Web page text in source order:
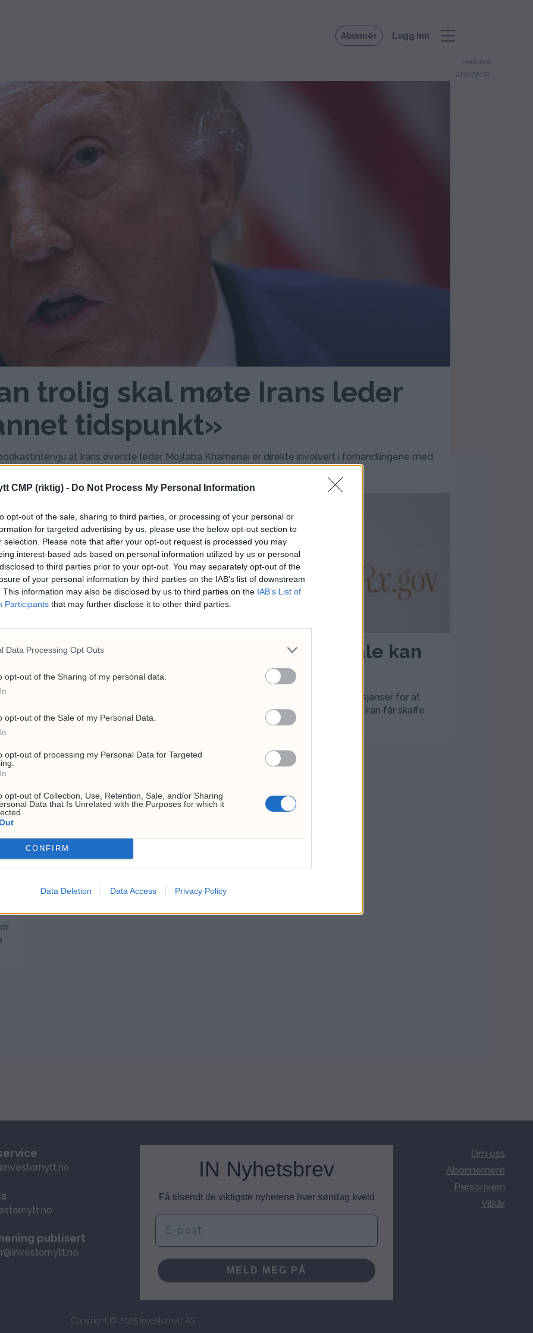
CMP (riktig) - Do Not Process My Personal Information
opt-out of the sale, sharing to third parties, or processing of your personal or
for targeted advertising by us, please use the below opt-out section to
selection. Please note that after your opt-out request is processed you may
interest-based ads based on personal information utilized by us or personal
to third parties prior to your opt-out. You may separately opt-out of the
of your personal information by third parties on the IAB’s list of downstream
This information may also be disclosed by us to third parties on the IAB’s List of
Participants that may further disclose it to other third parties.
Data Processing Opt Outs
opt-out of the Sharing of my personal data.
opt-out of the Sale of my Personal Data.
opt-out of processing my Personal Data for Targeted
opt-out of Collection, Use, Retention, Sale, and/or Sharing
Data that Is Unrelated with the Purposes for which it
CONFIRM
Data Deletion Data Access Privacy Policy
Abonnér Logg inn
trolig skal møte Irans leder
tidspunkt»
at Irans øverste leder Mojtaba Khamenei er direkte involvert i forhandlingene med
i
har vært en del
og Russland, ifølge
Trump tror en Iran-avtale kan
være nær
President Donald Trump sier det er svært gode sjanser for at
USA kan få til en avtale med Iran, som hindrer at Iran får skaffe
seg atomvåpen.
ANNONSE
publisert
IN Nyhetsbrev
Få tilsendt de viktigste nyhetene hver søndag kveld
E-post
MELD MEG PÅ
Om oss
Abonnement
Personvern
Vilkår
Copyright © 2025 Investornytt AS